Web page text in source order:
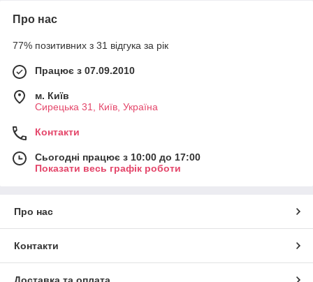
Про нас
77% позитивних з 31 відгука за рік
Працює з 07.09.2010
м. Київ
Сирецька 31, Київ, Україна
Контакти
Сьогодні працює з 10:00 до 17:00
Показати весь графік роботи
Про нас
Контакти